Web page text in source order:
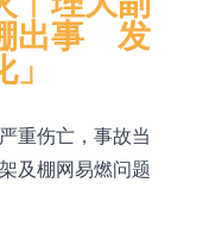
相关认证
福鑫定期开放灵
证券投资基金临
球半导体芯片产
金临时停牌
榜前十，卡森国
，九福来
榜前十，拿森科
出事 发
重伤亡，事故当
及棚网易燃问题